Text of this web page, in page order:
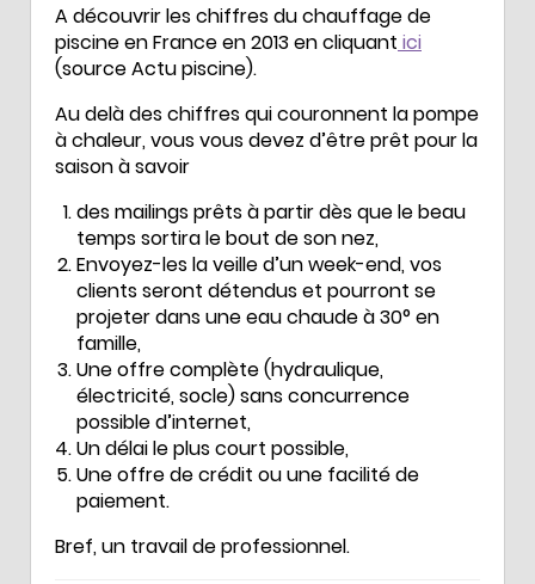
A découvrir les chiffres du chauffage de
piscine en France en 2013 en cliquant ici
(source Actu piscine).
Au delà des chiffres qui couronnent la pompe
à chaleur, vous vous devez d’être prêt pour la
saison à savoir
des mailings prêts à partir dès que le beau
temps sortira le bout de son nez,
Envoyez-les la veille d’un week-end, vos
clients seront détendus et pourront se
projeter dans une eau chaude à 30° en
famille,
Une offre complète (hydraulique,
électricité, socle) sans concurrence
possible d’internet,
Un délai le plus court possible,
Une offre de crédit ou une facilité de
paiement.
Bref, un travail de professionnel.